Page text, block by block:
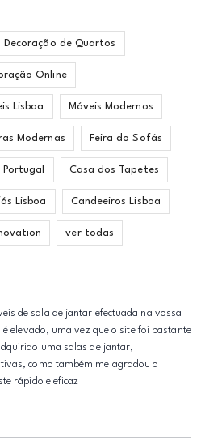
Decoração de Quartos
Online
Lisboa Móveis Modernos
Modernas Feira do Sofás
Casa dos Tapetes
Lisboa Candeeiros Lisboa
ver todas
de sala de jantar efectuada na vossa
elevado, uma vez que o site foi bastante
uma salas de jantar,
como também me agradou o
rápido e eficaz